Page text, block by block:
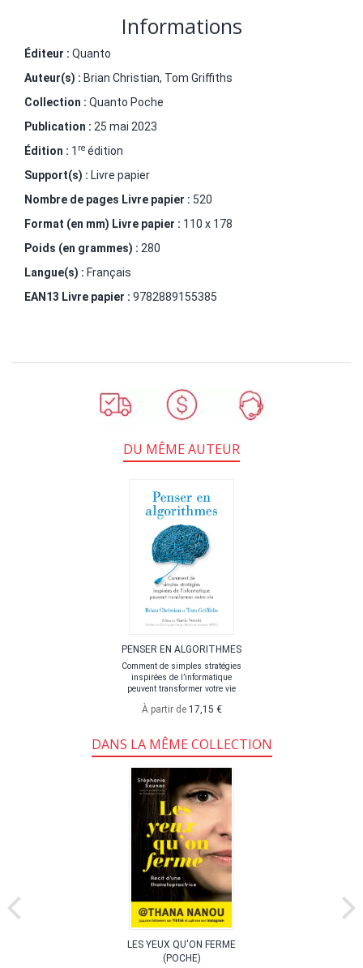
Informations
Éditeur : Quanto
Auteur(s) : Brian Christian, Tom Griffiths
Collection : Quanto Poche
Publication : 25 mai 2023
Édition : 1 re édition
Support(s) : Livre papier
Nombre de pages Livre papier : 520
Format (en mm) Livre papier : 110 x 178
Poids (en grammes) : 280
Langue(s) : Français
EAN13 Livre papier : 9782889155385
DU MÊME AUTEUR
PENSER EN ALGORITHMES
Comment de simples stratégies
inspirées de l’informatique
peuvent transformer votre vie
À partir de 17,15 €
DANS LA MÊME COLLECTION
LES YEUX QU'ON FERME
(POCHE)